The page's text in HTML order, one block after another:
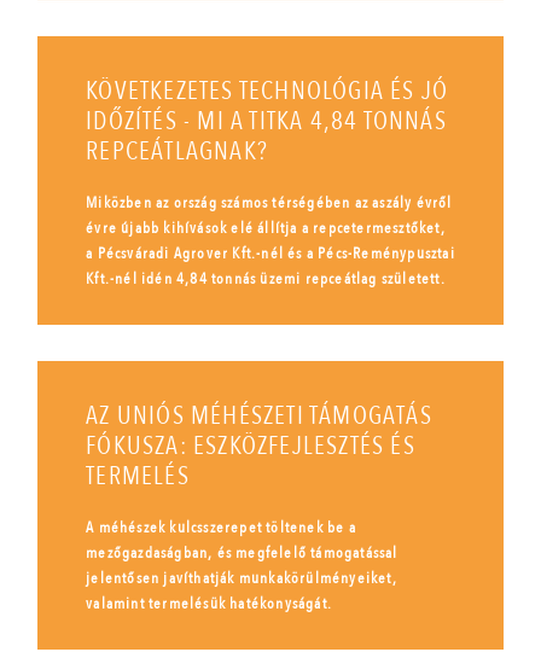
KÖVETKEZETES TECHNOLÓGIA ÉS JÓ
IDŐZÍTÉS - MI A TITKA 4,84 TONNÁS
REPCEÁTLAGNAK?
Miközben az ország számos térségében az aszály évről
évre újabb kihívások elé állítja a repcetermesztőket,
a Pécsváradi Agrover Kft.-nél és a Pécs-Reménypusztai
Kft.-nél idén 4,84 tonnás üzemi repceátlag született.
AZ UNIÓS MÉHÉSZETI TÁMOGATÁS
FÓKUSZA: ESZKÖZFEJLESZTÉS ÉS
TERMELÉS
A méhészek kulcsszerepet töltenek be a
mezőgazdaságban, és megfelelő támogatással
jelentősen javíthatják munkakörülményeiket,
valamint termelésük hatékonyságát.